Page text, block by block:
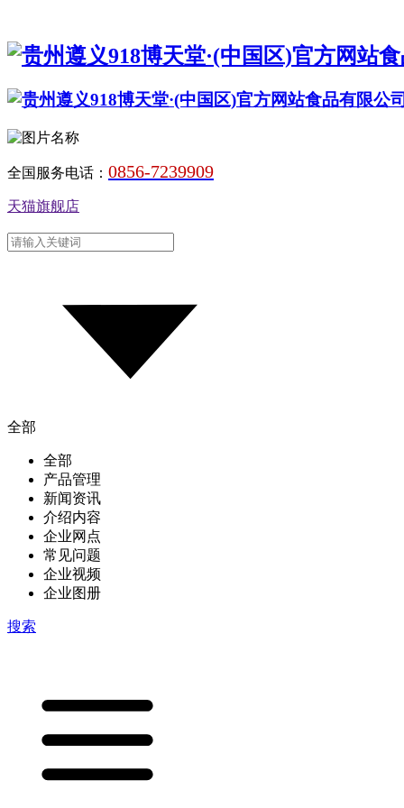
全国服务电话： 0856-7239909
天猫旗舰店
全部
全部
产品管理
新闻资讯
介绍内容
企业网点
常见问题
企业视频
企业图册
搜索